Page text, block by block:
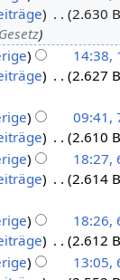
2.630
14:38,
2.627
09:41,
2.610
18:27,
2.614
18:26,
2.612
13:05,